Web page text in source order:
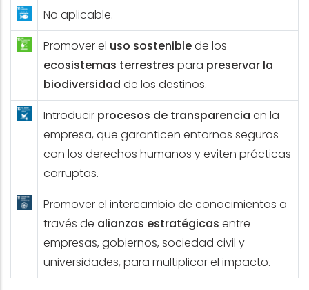
No aplicable.
Promover el uso sosteniblede los
ecosistemas terrestres para preservar la
biodiversidad de los destinos.
Introducir procesos de transparencia en la
empresa, que garanticen entornos seguros
con los derechos humanos y eviten prácticas
corruptas.
Promover el intercambio de conocimientos a
través de alianzas estratégicas entre
empresas, gobiernos, sociedad civil y
universidades, para multiplicar el impacto.